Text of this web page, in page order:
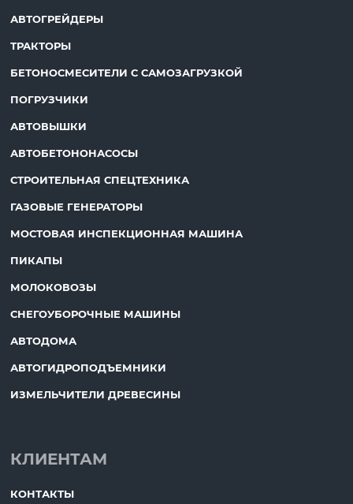
АВТОГРЕЙДЕРЫ
ТРАКТОРЫ
БЕТОНОСМЕСИТЕЛИ С САМОЗАГРУЗКОЙ
ПОГРУЗЧИКИ
АВТОВЫШКИ
АВТОБЕТОНОНАСОСЫ
СТРОИТЕЛЬНАЯ СПЕЦТЕХНИКА
ГАЗОВЫЕ ГЕНЕРАТОРЫ
МОСТОВАЯ ИНСПЕКЦИОННАЯ МАШИНА
ПИКАПЫ
МОЛОКОВОЗЫ
СНЕГОУБОРОЧНЫЕ МАШИНЫ
АВТОДОМА
АВТОГИДРОПОДЪЕМНИКИ
ИЗМЕЛЬЧИТЕЛИ ДРЕВЕСИНЫ
КЛИЕНТАМ
КОНТАКТЫ